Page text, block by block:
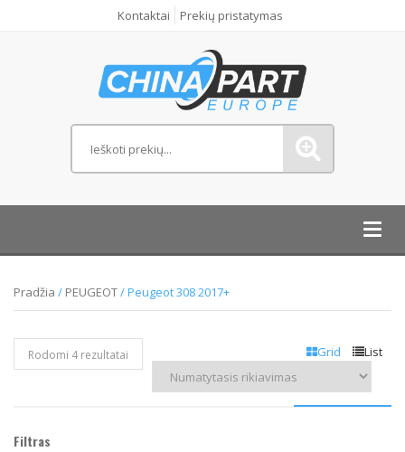
Kontaktai Prekių pristatymas
Pradžia / PEUGEOT/ Peugeot 308 2017+
Grid List
Rodomi 4 rezultatai
Filtras